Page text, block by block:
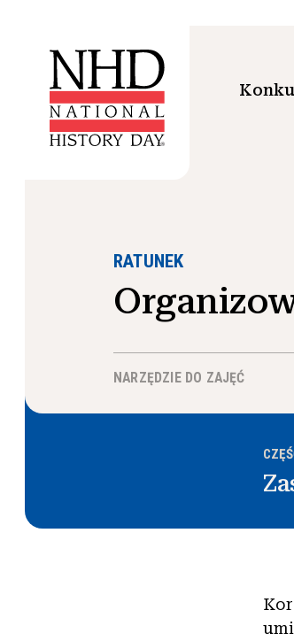
RATUNEK
NARZĘDZIE DO ZAJĘĆ